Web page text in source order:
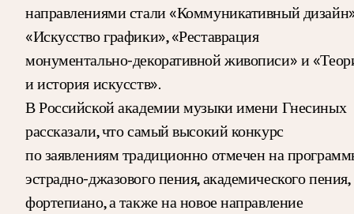
направлениями стали «Коммуникативный
«Искусство графики», «Реставрация
монументально-декоративной живописи» и
и история искусств».
В Российской академии музыки имени Гнесиных
рассказали, что самый высокий конкурс
по заявлениям традиционно отмечен на
эстрадно-джазового пения, академического пения,
фортепиано, а также на новое направление